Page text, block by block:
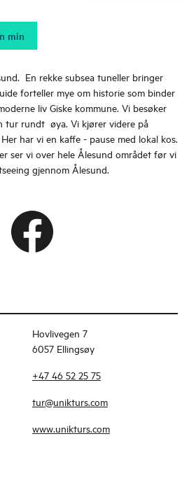
min
En rekke subsea tuneller bringer
forteller mye om historie som binder
liv Giske kommune. Vi besøker
tur rundt øya. Vi kjører videre på
har vi en kaffe - pause med lokal kos.
ser vi over hele Ålesund området før vi
gjennom Ålesund.
Hovlivegen 7
6057 Ellingsøy
+47 46 52 25 75
tur@unikturs.com
www.unikturs.com